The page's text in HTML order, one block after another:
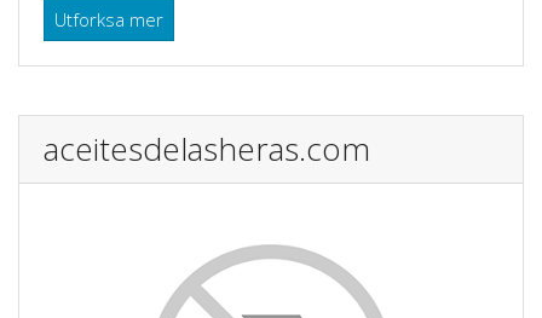
Utforksa mer
aceitesdelasheras.com